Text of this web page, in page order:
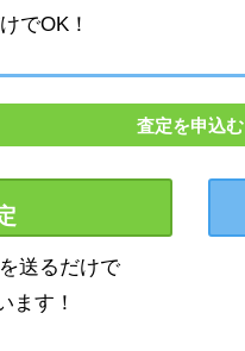
でOK！
査定を申込む
送るだけで
ます！